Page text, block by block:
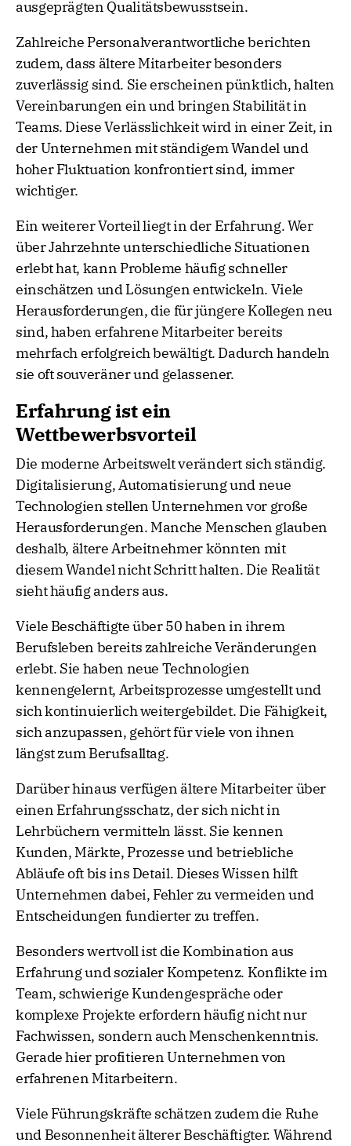
ausgeprägten Qualitätsbewusstsein.
Zahlreiche Personalverantwortliche berichten
zudem, dass ältere Mitarbeiter besonders
zuverlässig sind. Sie erscheinen pünktlich, halten
Vereinbarungen ein und bringen Stabilität in
Teams. Diese Verlässlichkeit wird in einer Zeit, in
der Unternehmen mit ständigem Wandel und
hoher Fluktuation konfrontiert sind, immer
wichtiger.
Ein weiterer Vorteil liegt in der Erfahrung. Wer
über Jahrzehnte unterschiedliche Situationen
erlebt hat, kann Probleme häufig schneller
einschätzen und Lösungen entwickeln. Viele
Herausforderungen, die für jüngere Kollegen neu
sind, haben erfahrene Mitarbeiter bereits
mehrfach erfolgreich bewältigt. Dadurch handeln
sie oft souveräner und gelassener.
Erfahrung ist ein
Wettbewerbsvorteil
Die moderne Arbeitswelt verändert sich ständig.
Digitalisierung, Automatisierung und neue
Technologien stellen Unternehmen vor große
Herausforderungen. Manche Menschen glauben
deshalb, ältere Arbeitnehmer könnten mit
diesem Wandel nicht Schritt halten. Die Realität
sieht häufig anders aus.
Viele Beschäftigte über 50 haben in ihrem
Berufsleben bereits zahlreiche Veränderungen
erlebt. Sie haben neue Technologien
kennengelernt, Arbeitsprozesse umgestellt und
sich kontinuierlich weitergebildet. Die Fähigkeit,
sich anzupassen, gehört für viele von ihnen
längst zum Berufsalltag.
Darüber hinaus verfügen ältere Mitarbeiter über
einen Erfahrungsschatz, der sich nicht in
Lehrbüchern vermitteln lässt. Sie kennen
Kunden, Märkte, Prozesse und betriebliche
Abläufe oft bis ins Detail. Dieses Wissen hilft
Unternehmen dabei, Fehler zu vermeiden und
Entscheidungen fundierter zu treffen.
Besonders wertvoll ist die Kombination aus
Erfahrung und sozialer Kompetenz. Konflikte im
Team, schwierige Kundengespräche oder
komplexe Projekte erfordern häufig nicht nur
Fachwissen, sondern auch Menschenkenntnis.
Gerade hier profitieren Unternehmen von
erfahrenen Mitarbeitern.
Viele Führungskräfte schätzen zudem die Ruhe
und Besonnenheit älterer Beschäftigter. Während